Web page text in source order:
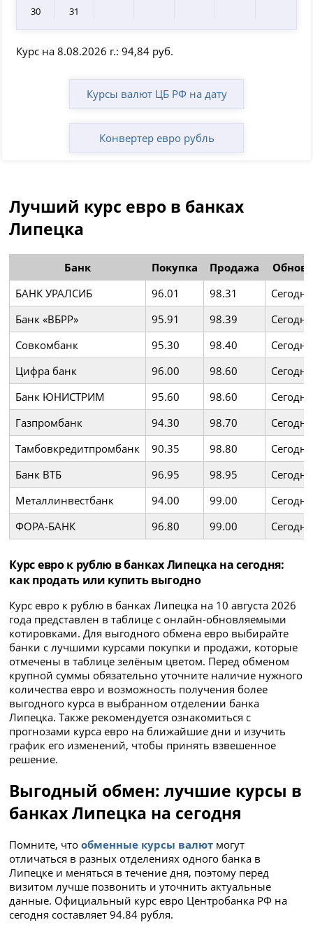
30
31
Курс на 8.08.2026 г.: 94,84 руб.
Курсы валют ЦБ РФ на дату
Конвертер евро рубль
Лучший курс евро в банках
Липецка
Банк Покупка Продажа
БАНК УРАЛСИБ
96.01 98.31
Банк «ВБРР»
95.91 98.39
Совкомбанк
95.30 98.40
Цифра банк
96.00 98.60
Банк ЮНИСТРИМ
95.60 98.60
Газпромбанк
94.30 98.70
Тамбовкредитпромбанк
90.35 98.80
Банк ВТБ
96.95 98.95
Металлинвестбанк
94.00 99.00
ФОРА-БАНК
96.80 99.00
Курс евро к рублю в банках Липецка на сегодня:
как продать или купить выгодно
Курс евро к рублю в банках Липецка на 10 августа 2026
года представлен в таблице с онлайн-обновляемыми
котировками. Для выгодного обмена евро выбирайте
банки с лучшими курсами покупки и продажи, которые
отмечены в таблице зелёным цветом. Перед обменом
крупной суммы обязательно уточните наличие нужного
количества евро и возможность получения более
выгодного курса в выбранном отделении банка
Липецка. Также рекомендуется ознакомиться с
прогнозами курса евро на ближайшие дни и изучить
график его изменений, чтобы принять взвешенное
решение.
Выгодный обмен: лучшие курсы в
банках Липецка на сегодня
Помните, чтообменные курсы валют могут
отличаться в разных отделениях одного банка в
Липецке и меняться в течение дня, поэтому перед
визитом лучше позвонить и уточнить актуальные
данные. Официальный курс евро Центробанка РФ на
сегодня составляет 94.84 рубля.